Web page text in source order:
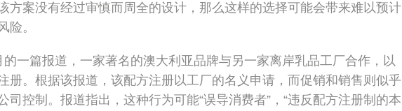
方案没有经过审慎而周全的设计，那么这样的选择可能会带来难以预计
险。
的一篇报道，一家著名的澳大利亚品牌与另一家离岸乳品工厂合作，以
册。根据该报道，该配方注册以工厂的名义申请，而促销和销售则似乎
司控制。报道指出，这种行为可能“误导消费者”，“违反配方注册制的本